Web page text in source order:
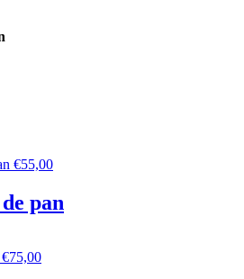
€55,00
pan
€75,00